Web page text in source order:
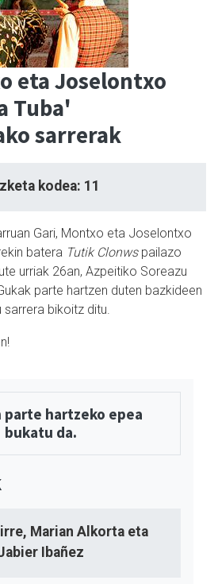
eta Joselontxo
Tuba'
sarrerak
kodea: 11
Gari, Montxo eta Joselontxo
batera Tutik Clonwspailazo
urriak 26an, Azpeitiko Soreazu
parte hartzen duten bazkideen
bikoitz ditu.
parte hartzeko epea
bukatu da.
Marian Alkorta eta
Ibañez